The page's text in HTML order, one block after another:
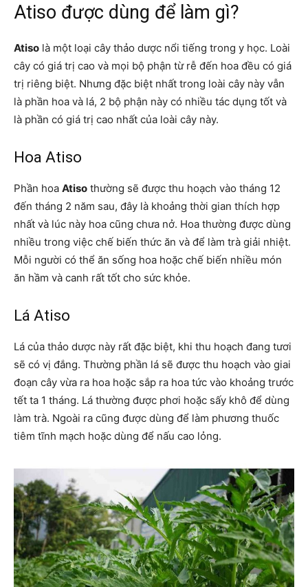
Atiso được dùng để làm gì?
Atiso là một loại cây thảo dược nổi tiếng trong y học. Loài
cây có giá trị cao và mọi bộ phận từ rễ đến hoa đều có giá
trị riêng biệt. Nhưng đặc biệt nhất trong loài cây này vẫn
là phần hoa và lá, 2 bộ phận này có nhiều tác dụng tốt và
là phần có giá trị cao nhất của loài cây này.
Hoa Atiso
Phần hoa Atiso thường sẽ được thu hoạch vào tháng 12
đến tháng 2 năm sau, đây là khoảng thời gian thích hợp
nhất và lúc này hoa cũng chưa nở. Hoa thường được dùng
nhiều trong việc chế biến thức ăn và để làm trà giải nhiệt.
Mỗi người có thể ăn sống hoa hoặc chế biến nhiều món
ăn hầm và canh rất tốt cho sức khỏe.
Lá Atiso
Lá của thảo dược này rất đặc biệt, khi thu hoạch đang tươi
sẽ có vị đắng. Thường phần lá sẽ được thu hoạch vào giai
đoạn cây vừa ra hoa hoặc sắp ra hoa tức vào khoảng trước
tết ta 1 tháng. Lá thường được phơi hoặc sấy khô để dùng
làm trà. Ngoài ra cũng được dùng để làm phương thuốc
tiêm tĩnh mạch hoặc dùng để nấu cao lỏng.